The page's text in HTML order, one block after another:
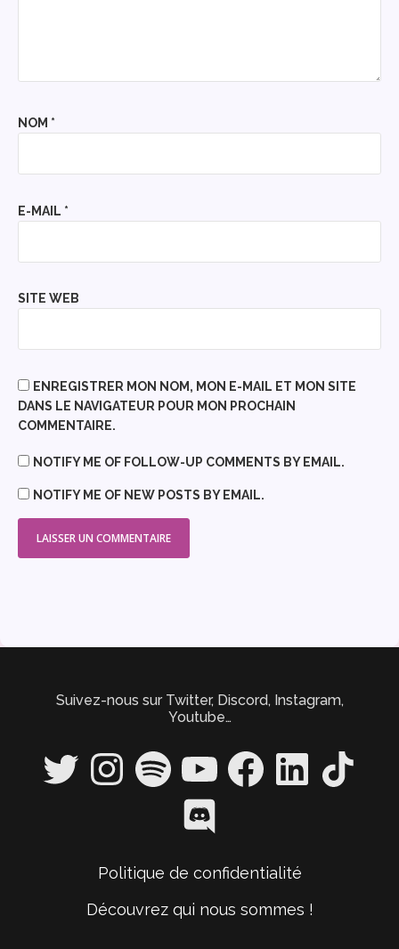
NOM *
E-MAIL *
SITE WEB
ENREGISTRER MON NOM, MON E-MAIL ET MON SITE
DANS LE NAVIGATEUR POUR MON PROCHAIN
COMMENTAIRE.
NOTIFY ME OF FOLLOW-UP COMMENTS BY EMAIL.
NOTIFY ME OF NEW POSTS BY EMAIL.
Suivez-nous sur Twitter, Discord, Instagram,
Youtube…
Twitter InstagramSpotify YouTube FacebookLinkedIn TikTok
Discord
Politique de confidentialité
Découvrez qui nous sommes !